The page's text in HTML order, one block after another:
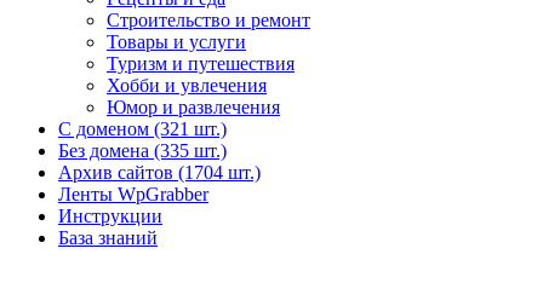
Строительство и ремонт
Товары и услуги
Туризм и путешествия
Хобби и увлечения
Юмор и развлечения
С доменом (321 шт.)
Без домена (335 шт.)
Архив сайтов (1704 шт.)
Ленты WpGrabber
Инструкции
База знаний